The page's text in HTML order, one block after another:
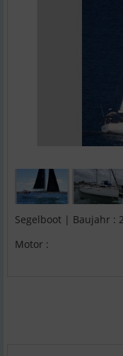
Segelboot | Baujahr :
Motor :